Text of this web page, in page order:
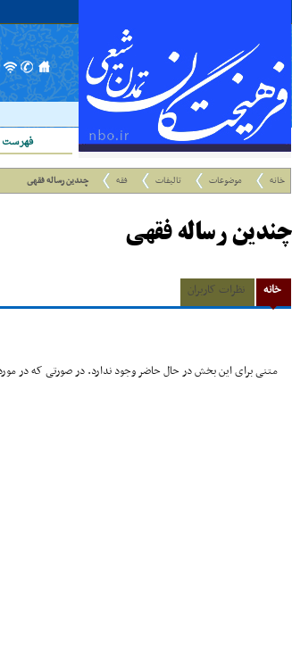
فهرست
خانه موضوعات تالیفات فقه چندین رساله فقهى
چندین رساله فقهى
خانه نظرات کاربران
متنی برای این بخش در حال حاضر وجود ندارد. در صورتی که در